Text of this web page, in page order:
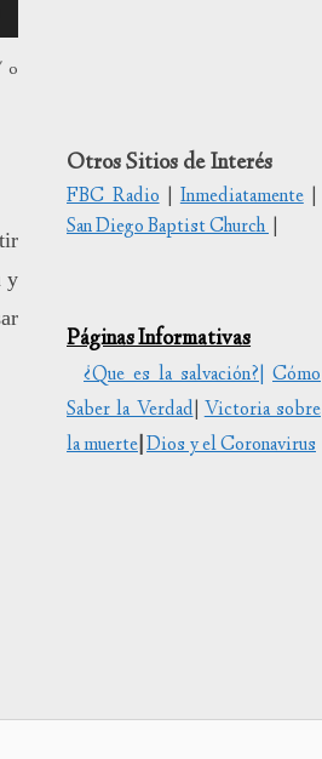
o
y
Otros Sitios de Interés
FBC Radio|Inmediatamente|
San Diego Baptist Church
Páginas Informativas
¿Que es la salvación?| Cómo
Saber la Verdad|Victoria sobre
la muerte Dios y el Coronavirus